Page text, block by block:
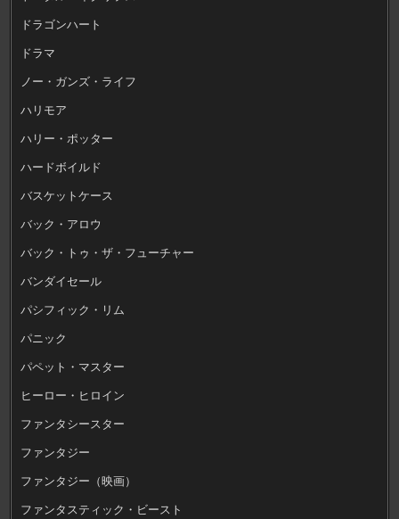
ドラゴンハート
ドラマ
ノー・ガンズ・ライフ
ハリモア
ハリー・ポッター
ハードボイルド
バスケットケース
バック・アロウ
バック・トゥ・ザ・フューチャー
バンダイセール
パシフィック・リム
パニック
パペット・マスター
ヒーロー・ヒロイン
ファンタシースター
ファンタジー
ファンタジー（映画）
ファンタスティック・ビースト